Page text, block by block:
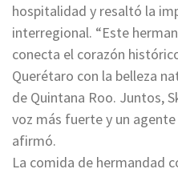
hospitalidad y resaltó la
interregional. “Este
conecta el corazón
Querétaro con la belleza
de Quintana Roo. Juntos,
voz más fuerte y un
afirmó.
La comida de hermandad